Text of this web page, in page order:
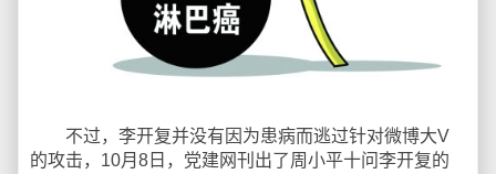
不过，李开复并没有因为患病而逃过针对微博大V
的攻击，10月8日，党建网刊出了周小平十问李开复的